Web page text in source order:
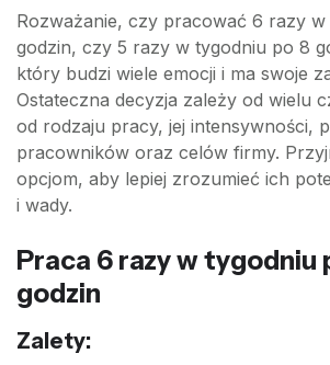
Rozważanie, czy pracować 6 razy w
godzin, czy 5 razy w tygodniu po 8
który budzi wiele emocji i ma swoje
Ostateczna decyzja zależy od wielu
od rodzaju pracy, jej intensywności,
pracowników oraz celów firmy.
opcjom, aby lepiej zrozumieć ich
i wady.
Praca 6 razy w tygodniu
godzin
Zalety: